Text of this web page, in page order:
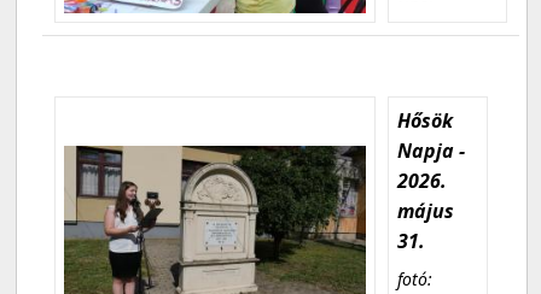
Hősök
Napja -
2026.
május
31.
fotó: